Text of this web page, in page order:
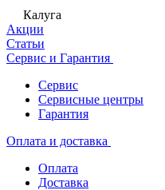
Калуга
Акции
Статьи
Сервис и Гарантия
Сервис
Сервисные центры
Гарантия
Оплата и доставка
Оплата
Доставка